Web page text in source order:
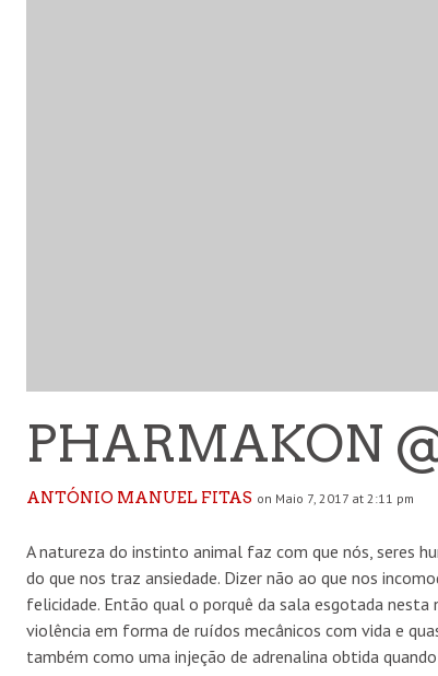
PHARMAKON
ANTÓNIO MANUEL FITAS on Maio 7, 2017 at 2:11 pm
A natureza do instinto animal faz com que nós, seres
do que nos traz ansiedade. Dizer não ao que nos
felicidade. Então qual o porquê da sala esgotada
violência em forma de ruídos mecânicos com vida e
também como uma injeção de adrenalina obtida